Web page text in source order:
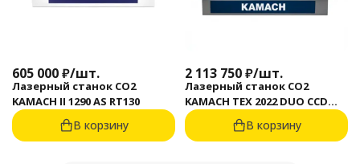
605 000₽/шт.
Лазерный станок CO2
KAMACH II 1290 AS RT130
В корзину
2 113 750₽/шт.
Лазерный станок CO2
KAMACH TEX 2022 DUO CCD
CONVEYER
В корзину